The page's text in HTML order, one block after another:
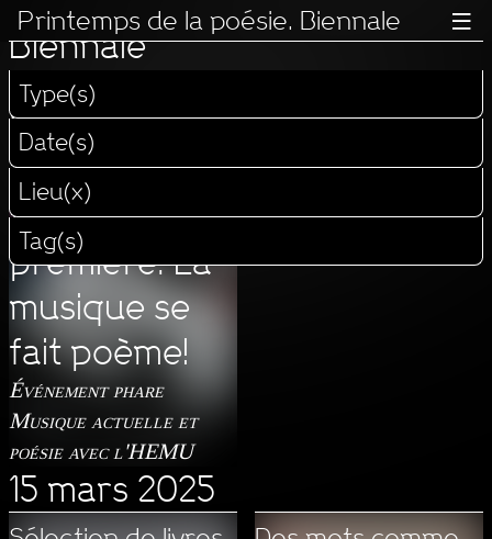
Printemps de la poésie. Biennale 
Printemps de la poésie.
Biennale
Type(s)
Date(s)
Lieu(x)
Tag(s)
Programme 2025
14 mars 2025
Avant-
première. La
musique se
fait poème!
Événement phare
Musique actuelle et
poésie avec l'HEMU
15 mars 2025